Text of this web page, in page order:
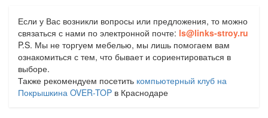
Если у Вас возникли вопросы или предложения, то можно
связаться с нами по электронной почте: ls@links-stroy.ru
P.S. Мы не торгуем мебелью, мы лишь помогаем вам
ознакомиться с тем, что бывает и сориентироваться в
выборе.
Также рекомендуем посетить компьютерный клуб на
Покрышкина OVER-TOP в Краснодаре